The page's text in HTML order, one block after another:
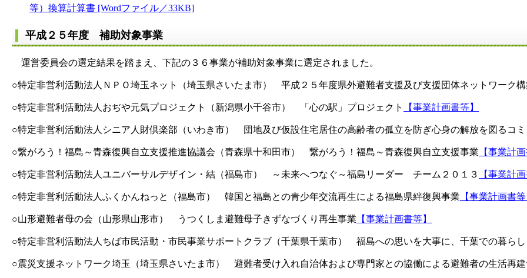
等）換算計算書 [Wordファイル／33KB]
平成２５年度 補助対象事業
運営委員会の選定結果を踏まえ、下記の３６事業が補助対象事業に選定されました。
○特定非営利活動法人ＮＰＯ埼玉ネット（埼玉県さいたま市） 平成２５年度県外避難者支援及び支援団体ネットワーク
○特定非営利活動法人おぢや元気プロジェクト（新潟県小千谷市） 「心の駅」プロジェクト 【事業計画書等】
○特定非営利活動法人シニア人財倶楽部（いわき市） 団地及び仮設住宅居住の高齢者の孤立を防ぎ心身の解放を図るコ
○繋がろう！福島～青森復興自立支援推進協議会（青森県十和田市） 繋がろう！福島～青森復興自立支援事業 【事業計画
○特定非営利活動法人ユニバーサルデザイン・結（福島市） ～未来へつなぐ～福島リーダー チーム２０１３ 【事業計画
○特定非営利活動法人ふくかんねっと（福島市） 韓国と福島との青少年交流再生による福島県絆復興事業 【事業計画書等
○山形避難者母の会（山形県山形市） うつくしま避難母子きずなづくり再生事業 【事業計画書等】
○特定非営利活動法人ちば市民活動・市民事業サポートクラブ（千葉県千葉市） 福島への思いを大事に、千葉での暮らし
○震災支援ネットワーク埼玉（埼玉県さいたま市） 避難者受け入れ自治体および専門家との協働による避難者の生活再